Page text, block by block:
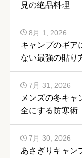
見の絶品料理
キャンプのギア
ない最強の貼り
8月 1, 2026
メンズの冬キャ
全にする防寒術
7月 31, 2026
あさぎりキャン
7月 30, 2026